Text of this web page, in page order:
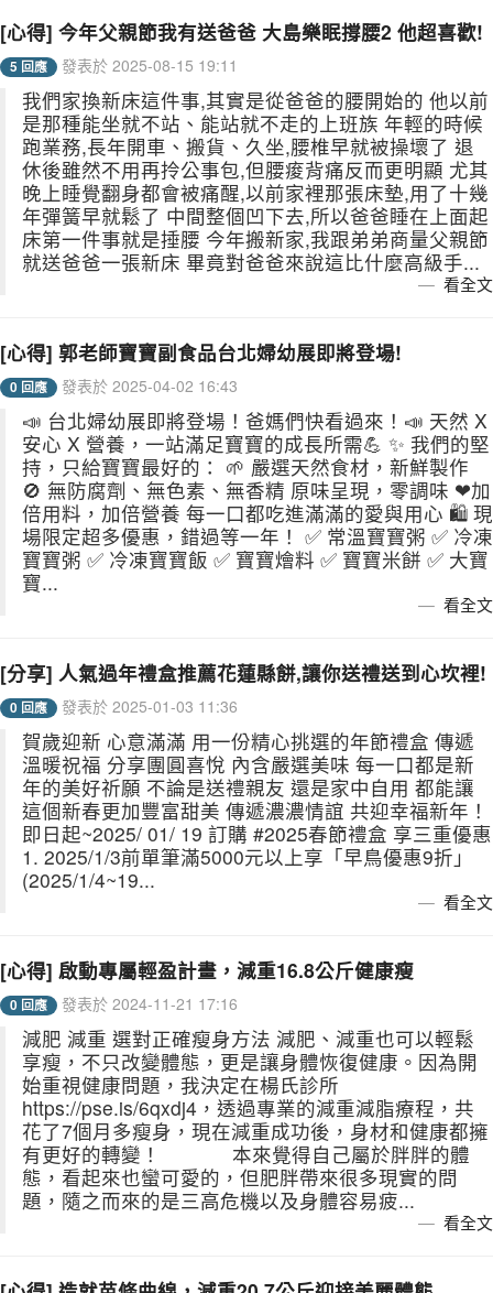
[心得] 今年父親節我有送爸爸 大島樂眠撐腰2 他超喜歡!
5 回應 發表於 2025-08-15 19:11
我們家換新床這件事,其實是從爸爸的腰開始的 他以前
是那種能坐就不站、能站就不走的上班族 年輕的時候
跑業務,長年開車、搬貨、久坐,腰椎早就被操壞了 退
休後雖然不用再拎公事包,但腰痠背痛反而更明顯 尤其
晚上睡覺翻身都會被痛醒,以前家裡那張床墊,用了十幾
年彈簧早就鬆了 中間整個凹下去,所以爸爸睡在上面起
床第一件事就是捶腰 今年搬新家,我跟弟弟商量父親節
就送爸爸一張新床 畢竟對爸爸來說這比什麼高級手...
看全文
[心得] 郭老師寶寶副食品台北婦幼展即將登場!
0 回應 發表於 2025-04-02 16:43
📣 台北婦幼展即將登場！爸媽們快看過來！📣 天然 X
安心 X 營養，一站滿足寶寶的成長所需💪 ✨ 我們的堅
持，只給寶寶最好的： 🌱 嚴選天然食材，新鮮製作
🚫 無防腐劑、無色素、無香精 原味呈現，零調味 ❤加
倍用料，加倍營養 每一口都吃進滿滿的愛與用心 🛍️ 現
場限定超多優惠，錯過等一年！ ✅ 常溫寶寶粥 ✅ 冷凍
寶寶粥 ✅ 冷凍寶寶飯 ✅ 寶寶燴料 ✅ 寶寶米餅 ✅ 大寶
寶...
看全文
[分享] 人氣過年禮盒推薦花蓮縣餅,讓你送禮送到心坎裡!
0 回應 發表於 2025-01-03 11:36
賀歲迎新 心意滿滿 用一份精心挑選的年節禮盒 傳遞
溫暖祝福 分享團圓喜悅 內含嚴選美味 每一口都是新
年的美好祈願 不論是送禮親友 還是家中自用 都能讓
這個新春更加豐富甜美 傳遞濃濃情誼 共迎幸福新年！
即日起~2025/ 01/ 19 訂購 #2025春節禮盒 享三重優惠
1. 2025/1/3前單筆滿5000元以上享「早鳥優惠9折」
(2025/1/4~19...
看全文
[心得] 啟動專屬輕盈計畫，減重16.8公斤健康瘦
0 回應 發表於 2024-11-21 17:16
減肥 減重 選對正確瘦身方法 減肥、減重也可以輕鬆
享瘦，不只改變體態，更是讓身體恢復健康。因為開
始重視健康問題，我決定在楊氏診所
https://pse.is/6qxdj4，透過專業的減重減脂療程，共
花了7個月多瘦身，現在減重成功後，身材和健康都擁
有更好的轉變！ 本來覺得自己屬於胖胖的體
態，看起來也蠻可愛的，但肥胖帶來很多現實的問
題，隨之而來的是三高危機以及身體容易疲...
看全文